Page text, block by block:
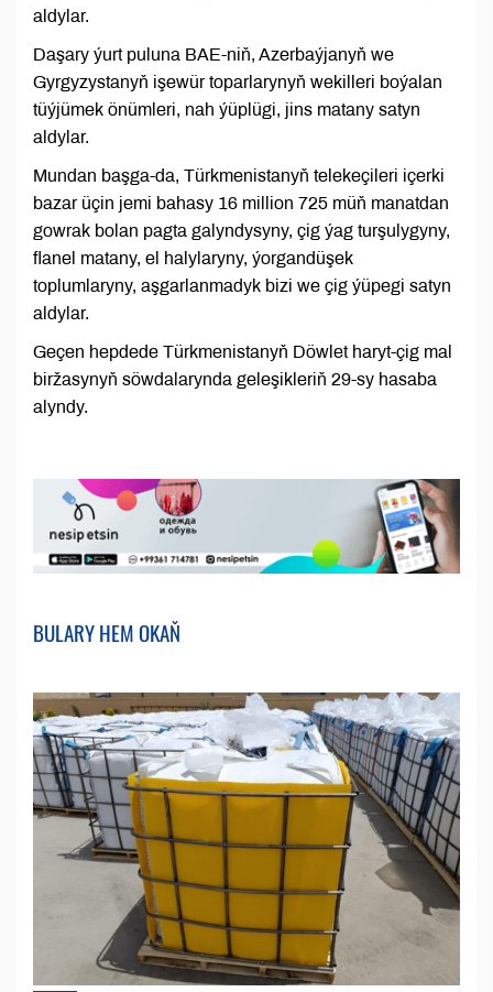
aldylar.
Daşary ýurt puluna BAE-niň, Azerbaýjanyň we
Gyrgyzystanyň işewür toparlarynyň wekilleri boýalan
tüýjümek önümleri, nah ýüplügi, jins matany satyn
aldylar.
Mundan başga-da, Türkmenistanyň telekeçileri içerki
bazar üçin jemi bahasy 16 million 725 müň manatdan
gowrak bolan pagta galyndysyny, çig ýag turşulygyny,
flanel matany, el halylaryny, ýorgandüşek
toplumlaryny, aşgarlanmadyk bizi we çig ýüpegi satyn
aldylar.
Geçen hepdede Türkmenistanyň Döwlet haryt-çig mal
biržasynyň söwdalarynda geleşikleriň 29-sy hasaba
alyndy.
BULARY HEM OKAŇ